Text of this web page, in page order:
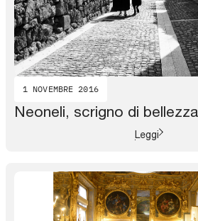
1 NOVEMBRE 2016
Neoneli, scrigno di bellezza
Leggi